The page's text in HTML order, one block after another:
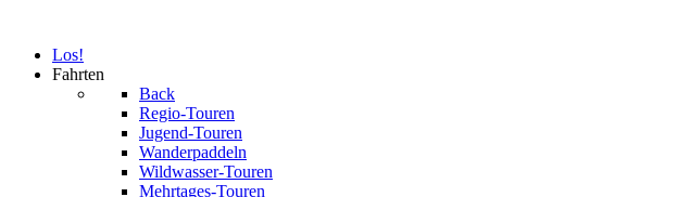
Los!
Fahrten
Back
Regio-Touren
Jugend-Touren
Wanderpaddeln
Wildwasser-Touren
Mehrtages-Touren